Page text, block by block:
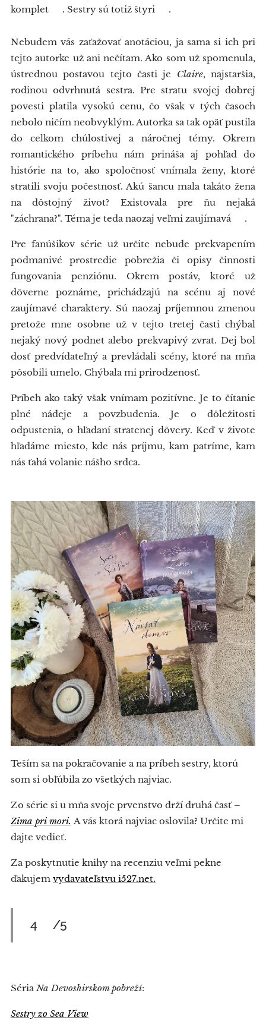
komplet 😉. Sestry sú totiž štyri 😅.
Nebudem vás zaťažovať anotáciou, ja sama si ich pri
tejto autorke už ani nečítam. Ako som už spomenula,
ústrednou postavou tejto časti je Claire, najstaršia,
rodinou odvrhnutá sestra. Pre stratu svojej dobrej
povesti platila vysokú cenu, čo však v tých časoch
nebolo ničím neobvyklým. Autorka sa tak opäť pustila
do celkom chúlostivej a náročnej témy. Okrem
romantického príbehu nám prináša aj pohľad do
histórie na to, ako spoločnosť vnímala ženy, ktoré
stratili svoju počestnosť. Akú šancu mala takáto žena
na dôstojný život? Existovala pre ňu nejaká
"záchrana?". Téma je teda naozaj veľmi zaujímavá 👍.
Pre fanúšikov série už určite nebude prekvapením
podmanivé prostredie pobrežia či opisy činnosti
fungovania penziónu. Okrem postáv, ktoré už
dôverne poznáme, prichádzajú na scénu aj nové
zaujímavé charaktery. Sú naozaj príjemnou zmenou
pretože mne osobne už v tejto tretej časti chýbal
nejaký nový podnet alebo prekvapivý zvrat. Dej bol
dosť predvídateľný a prevládali scény, ktoré na mňa
pôsobili umelo. Chýbala mi prirodzenosť.
Príbeh ako taký však vnímam pozitívne. Je to čítanie
plné nádeje a povzbudenia. Je o dôležitosti
odpustenia, o hľadaní stratenej dôvery. Keď v živote
hľadáme miesto, kde nás príjmu, kam patríme, kam
nás ťahá volanie nášho srdca.
Teším sa na pokračovanie a na príbeh sestry, ktorú
som si obľúbila zo všetkých najviac.
Zo série si u mňa svoje prvenstvo drží druhá časť –
Zima pri mori. A vás ktorá najviac oslovila? Určite mi
dajte vedieť.
Za poskytnutie knihy na recenziu veľmi pekne
ďakujem vydavateľstvu i527.net.
4⭐/5⭐
Séria Na Devoshirskom pobreží:
Sestry zo Sea View